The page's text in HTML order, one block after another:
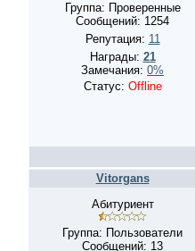
Группа: Проверенные
Сообщений: 1254
Репутация: 11
Награды: 21
Замечания: 0%
Статус: Offline
Vitorgans
Абитуриент
Группа: Пользователи
Сообщений: 13